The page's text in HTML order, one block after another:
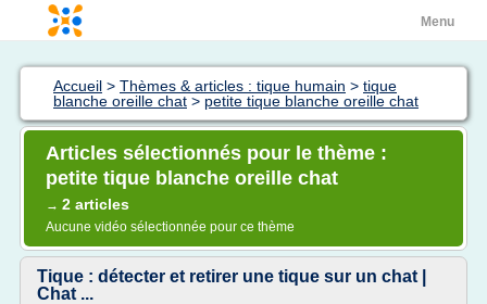
Menu
Accueil > Thèmes & articles : tique humain > tique
blanche oreille chat > petite tique blanche oreille chat
Articles sélectionnés pour le thème :
petite tique blanche oreille chat
→ 2 articles
Aucune vidéo sélectionnée pour ce thème
Tique : détecter et retirer une tique sur un chat |
Chat ...